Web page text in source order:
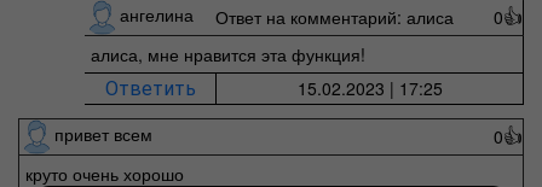
ангелина
Ответ на комментарий: алиса 0👍
алиса, мне нравится эта функция!
Ответить
15.02.2023 | 17:25
привет всем
0👍
круто очень хорошо